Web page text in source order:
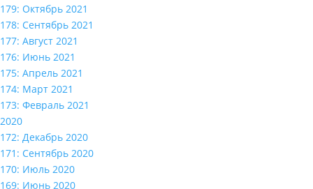
179: Октябрь 2021
178: Сентябрь 2021
177: Август 2021
176: Июнь 2021
175: Апрель 2021
174: Март 2021
173: Февраль 2021
2020
172: Декабрь 2020
171: Сентябрь 2020
170: Июль 2020
169: Июнь 2020